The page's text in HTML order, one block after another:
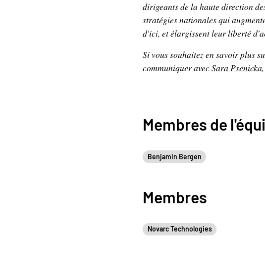
dirigeants de la haute direction
stratégies nationales qui
d'ici, et élargissent leur liberté
Si vous souhaitez en savoir plus
communiquer avecSara Psenicka
Membres de
Benjamin Bergen
Membres
Novarc Technologies